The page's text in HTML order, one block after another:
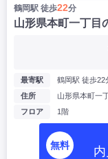
鶴岡駅 徒歩22分
山形県本町一丁目
最寄駅
鶴岡駅 徒歩22
住所
山形県本町一
フロア
1階
無料